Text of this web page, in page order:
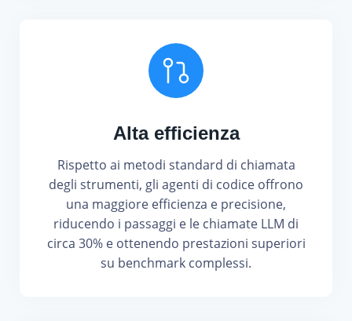
Alta efficienza
Rispetto ai metodi standard di chiamata
degli strumenti, gli agenti di codice offrono
una maggiore efficienza e precisione,
riducendo i passaggi e le chiamate LLM di
circa 30% e ottenendo prestazioni superiori
su benchmark complessi.